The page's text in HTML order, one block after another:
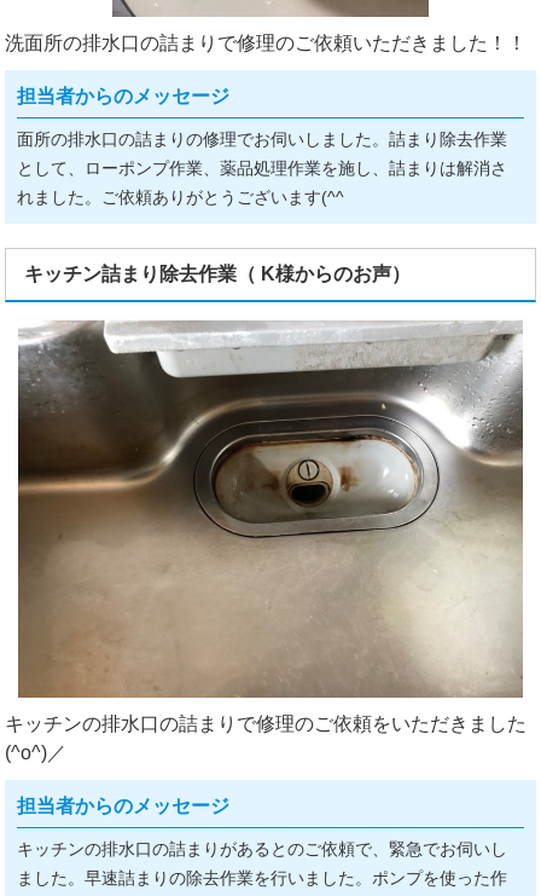
洗面所の排水口の詰まりで修理のご依頼いただきました！！
担当者からのメッセージ
面所の排水口の詰まりの修理でお伺いしました。詰まり除去作業
として、ローポンプ作業、薬品処理作業を施し、詰まりは解消さ
れました。ご依頼ありがとうございます(^^ゞ
キッチン詰まり除去作業（ K様からのお声）
キッチンの排水口の詰まりで修理のご依頼をいただきました
(^o^)／
担当者からのメッセージ
キッチンの排水口の詰まりがあるとのご依頼で、緊急でお伺いし
ました。早速詰まりの除去作業を行いました。ポンプを使った作